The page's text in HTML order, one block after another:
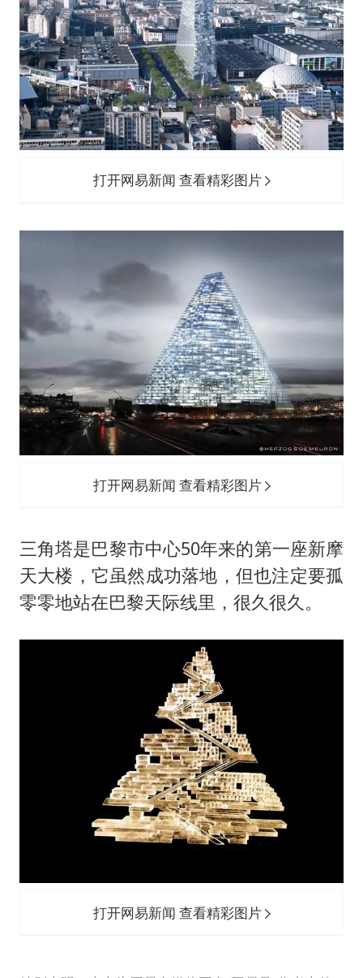
打开网易新闻 查看精彩图片
打开网易新闻 查看精彩图片
三角塔是巴黎市中心50年来的第一座新摩
天大楼，它虽然成功落地，但也注定要孤
零零地站在巴黎天际线里，很久很久。
打开网易新闻 查看精彩图片